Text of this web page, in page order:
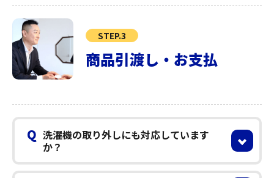
STEP.3
商品引渡し・お支払
Q 洗濯機の取り外しにも対応しています
か？